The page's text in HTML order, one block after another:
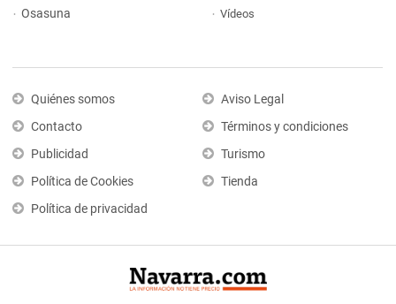
Osasuna
Vídeos
Quiénes somos
Contacto
Publicidad
Política de Cookies
Política de privacidad
Aviso Legal
Términos y condiciones
Turismo
Tienda